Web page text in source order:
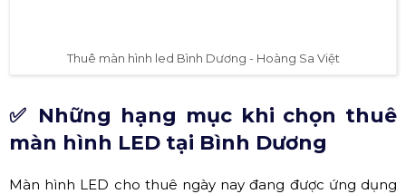
Thuê màn hình led Bình Dương - Hoàng Sa Việt
✅ Những hạng mục khi chọn thuê
màn hình LED tại Bình Dương
Màn hình LED cho thuê ngày nay đang được ứng dụng